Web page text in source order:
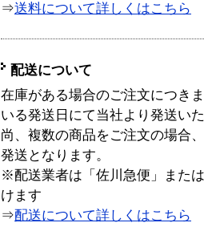
⇒送料について詳しくはこちら
配送について
在庫がある場合のご注文につき
いる発送日にて当社より発送い
尚、複数の商品をご注文の場合
発送となります。
※配送業者は「佐川急便」また
けます
⇒配送について詳しくはこちら